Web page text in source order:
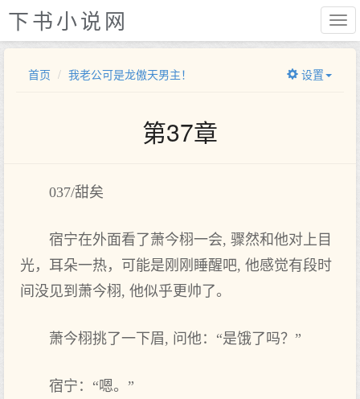
下书小说网
首页 我老公可是龙傲天男主！ 设置
第37章
037/甜矣
宿宁在外面看了萧今栩一会, 骤然和他对上‌目
光，耳朵一热，可能是刚刚睡醒吧, 他感觉有段时
间没‌见‌到萧今栩, 他似乎更帅了。
萧今栩挑了一下眉, 问他：“是饿了吗？”
宿宁：“嗯。”